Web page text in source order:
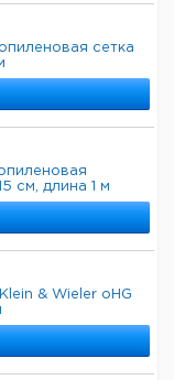
сетка
см, длина 1 м
& Wieler oHG